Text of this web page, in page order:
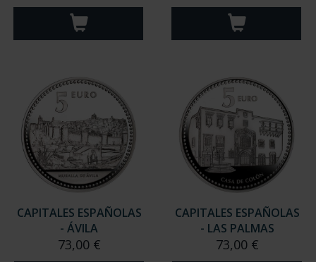
CAPITALES ESPAÑOLAS
- ÁVILA
73,00 €
CAPITALES ESPAÑOLAS
- LAS PALMAS
73,00 €